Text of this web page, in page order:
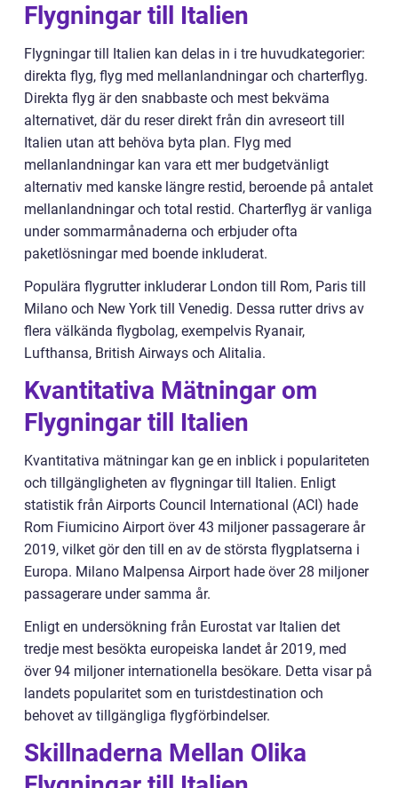
Flygningar till Italien
Flygningar till Italien kan delas in i tre huvudkategorier:
direkta flyg, flyg med mellanlandningar och charterflyg.
Direkta flyg är den snabbaste och mest bekväma
alternativet, där du reser direkt från din avreseort till
Italien utan att behöva byta plan. Flyg med
mellanlandningar kan vara ett mer budgetvänligt
alternativ med kanske längre restid, beroende på antalet
mellanlandningar och total restid. Charterflyg är vanliga
under sommarmånaderna och erbjuder ofta
paketlösningar med boende inkluderat.
Populära flygrutter inkluderar London till Rom, Paris till
Milano och New York till Venedig. Dessa rutter drivs av
flera välkända flygbolag, exempelvis Ryanair,
Lufthansa, British Airways och Alitalia.
Kvantitativa Mätningar om
Flygningar till Italien
Kvantitativa mätningar kan ge en inblick i populariteten
och tillgängligheten av flygningar till Italien. Enligt
statistik från Airports Council International (ACI) hade
Rom Fiumicino Airport över 43 miljoner passagerare år
2019, vilket gör den till en av de största flygplatserna i
Europa. Milano Malpensa Airport hade över 28 miljoner
passagerare under samma år.
Enligt en undersökning från Eurostat var Italien det
tredje mest besökta europeiska landet år 2019, med
över 94 miljoner internationella besökare. Detta visar på
landets popularitet som en turistdestination och
behovet av tillgängliga flygförbindelser.
Skillnaderna Mellan Olika